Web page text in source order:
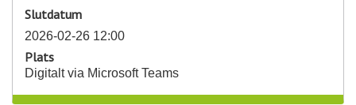
Slutdatum
2026-02-26 12:00
Plats
Digitalt via Microsoft Teams